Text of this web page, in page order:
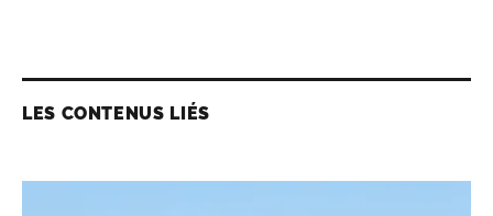
LES CONTENUS LIÉS